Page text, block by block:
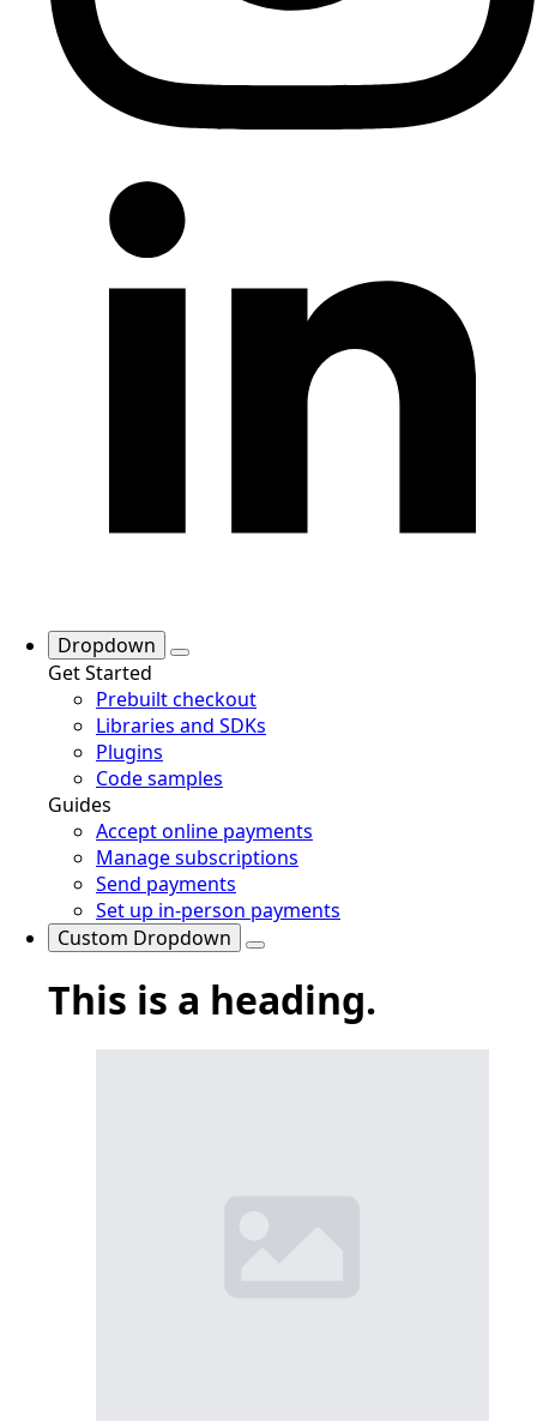
Dropdown
Get Started
Prebuilt checkout
Libraries and SDKs
Plugins
Code samples
Guides
Accept online payments
Manage subscriptions
Send payments
Set up in-person payments
Custom Dropdown
This is a heading.